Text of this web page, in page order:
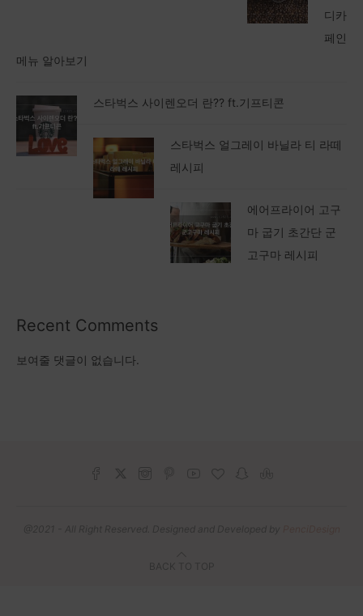
디카
페인
메뉴 알아보기
스타벅스 사이렌오더 란?? ft.기프티콘
스타벅스 얼그레이 바닐라 티 라떼
레시피
에어프라이어 고구
마 굽기 초간단 군
고구마 레시피
Recent Comments
보여줄 댓글이 없습니다.
@2021 - All Right Reserved. Designed and Developed by
BACK TO TOP